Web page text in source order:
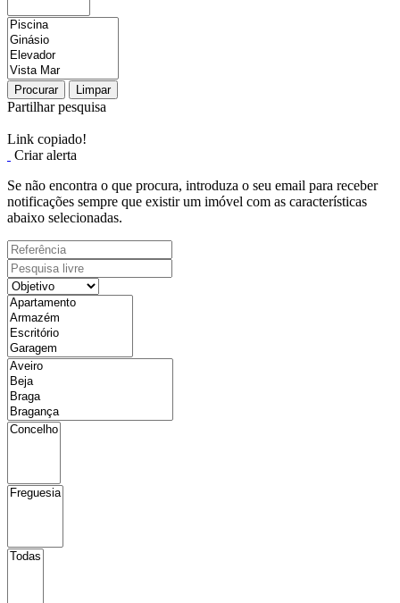
Procurar Limpar
Partilhar pesquisa
Link copiado!
Criar alerta
Se não encontra o que procura, introduza o seu email para receber
notificações sempre que existir um imóvel com as características
abaixo selecionadas.